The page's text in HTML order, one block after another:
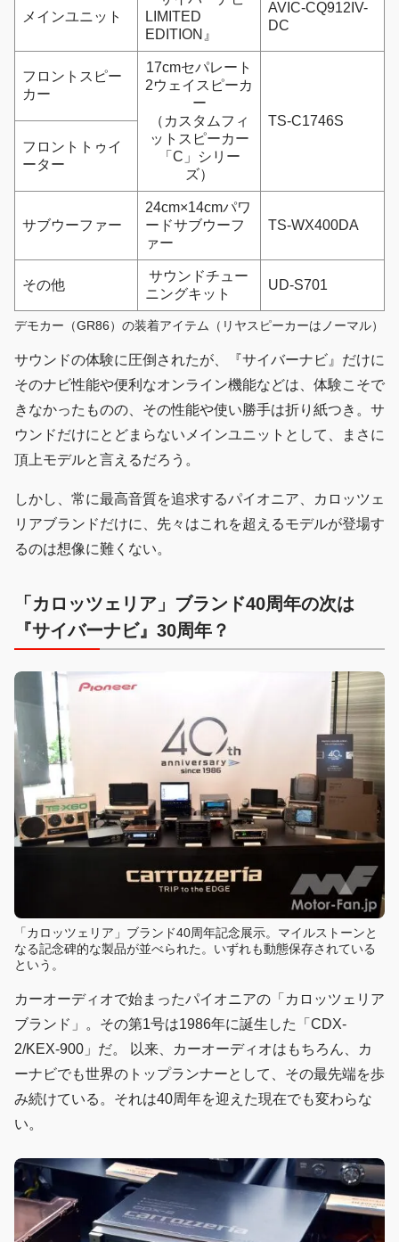
メインユニット
LIMITED
EDITION』
AVIC-CQ912IV-
DC
フロントスピー
カー
17cmセパレート
2ウェイスピーカ
ー
（カスタムフィ
ットスピーカー
「C」シリー
ズ）
TS-C1746S
フロントトゥイ
ーター
サブウーファー
24cm×14cmパワ
ードサブウーフ
ァー
TS-WX400DA
その他
サウンドチュー
ニングキット
UD-S701
デモカー（GR86）の装着アイテム（リヤスピーカーはノーマル）
サウンドの体験に圧倒されたが、『サイバーナビ』だけに
そのナビ性能や便利なオンライン機能などは、体験こそで
きなかったものの、その性能や使い勝手は折り紙つき。サ
ウンドだけにとどまらないメインユニットとして、まさに
頂上モデルと言えるだろう。
しかし、常に最高音質を追求するパイオニア、カロッツェ
リアブランドだけに、先々はこれを超えるモデルが登場す
るのは想像に難くない。
「カロッツェリア」ブランド40周年の次は
『サイバーナビ』30周年？
「カロッツェリア」ブランド40周年記念展示。マイルストーンと
なる記念碑的な製品が並べられた。いずれも動態保存されている
という。
カーオーディオで始まったパイオニアの「カロッツェリア
ブランド」。その第1号は1986年に誕生した「CDX-
2/KEX-900」だ。 以来、カーオーディオはもちろん、カ
ーナビでも世界のトップランナーとして、その最先端を歩
み続けている。それは40周年を迎えた現在でも変わらな
い。